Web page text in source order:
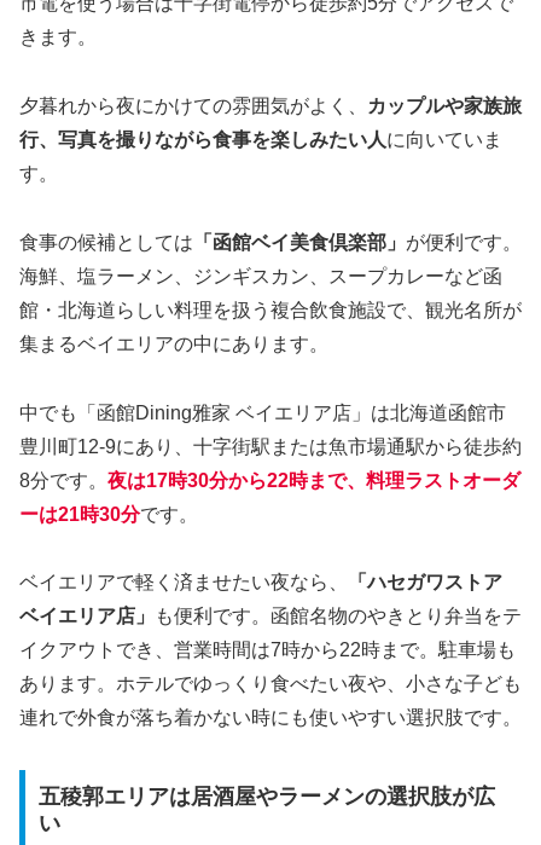
きます。
夕暮れから夜にかけての雰囲気がよく、
カップルや家族旅
行、写真を撮りながら食事を楽しみたい人に向いていま
す。
食事の候補としては 「函館ベイ美食倶楽部」 が便利です。
海鮮、塩ラーメン、ジンギスカン、スープカレーなど函
館・北海道らしい料理を扱う複合飲食施設で、観光名所が
集まるベイエリアの中にあります。
中でも「函館Dining雅家 ベイエリア店」は北海道函館市
豊川町12-9にあり、十字街駅または魚市場通駅から徒歩約
8分です。 夜は17時30分から22時まで、料理ラストオーダ
ーは21時30分です。
ベイエリアで軽く済ませたい夜なら、
「ハセガワストア
ベイエリア店」
も便利です。函館名物のやきとり弁当をテ
イクアウトでき、営業時間は7時から22時まで。駐車場も
あります。ホテルでゆっくり食べたい夜や、小さな子ども
連れで外食が落ち着かない時にも使いやすい選択肢です。
五稜郭エリアは居酒屋やラーメンの選択肢が広
い